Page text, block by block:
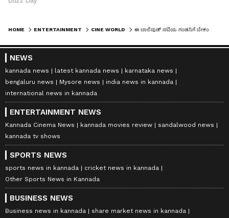
HOME ENTERTAINMENT CINE WORLD
NEWS
kannada news latest kannada news
karnataka news
bengaluru news
Mysore news
india news in kannada
international news in kannada
ENTERTAINMENT NEWS
Kannada Cinema News kannada movies review
sandalwood news
kannada tv shows
SPORTS NEWS
sports news in kannada
cricket news in kannada
Other Sports News in Kannada
BUSINESS NEWS
Business news in kannada
share market news in kannada